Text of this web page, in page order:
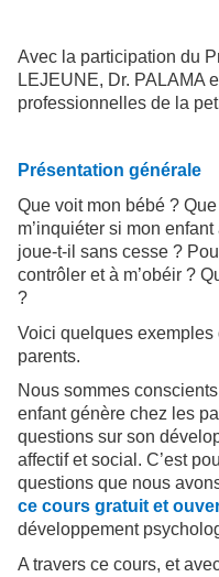
Avec la participation du
LEJEUNE, Dr. PALAMA
professionnelles de la
Présentation générale
Que voit mon bébé ?
m’inquiéter si mon
joue-t-il sans cesse ?
contrôler et à m’obéir ?
?
Voici quelques
parents.
Nous sommes
enfant génère chez les
questions sur son
affectif et social. C’est
questions que nous
ce cours gratuit et
développement
A travers ce cours, et